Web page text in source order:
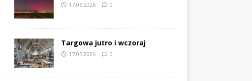
17.05.2026 0
Targowa jutro i wczoraj
17.05.2026 0